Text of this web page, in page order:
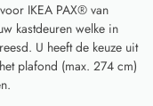
IKEA PAX® van
kastdeuren welke in
U heeft de keuze uit
plafond (max. 274 cm)